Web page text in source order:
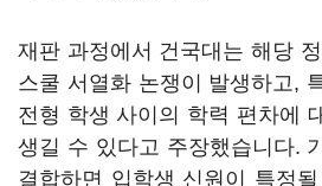
재판 과정에서 건국대는 해당
스쿨 서열화 논쟁이 발생하고,
전형 학생 사이의 학력 편차에
생길 수 있다고 주장했습니다.
결합하면 입학생 신원이 특정